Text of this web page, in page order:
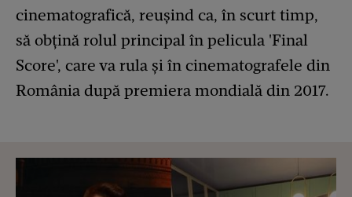
cinematografică, reușind ca, în scurt timp,
să obțină rolul principal în pelicula 'Final
Score', care va rula și în cinematografele din
România după premiera mondială din 2017.